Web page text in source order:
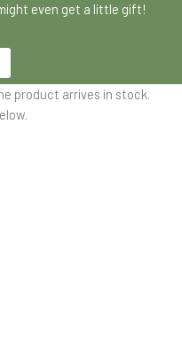
even get a little gift!
product arrives in stock.